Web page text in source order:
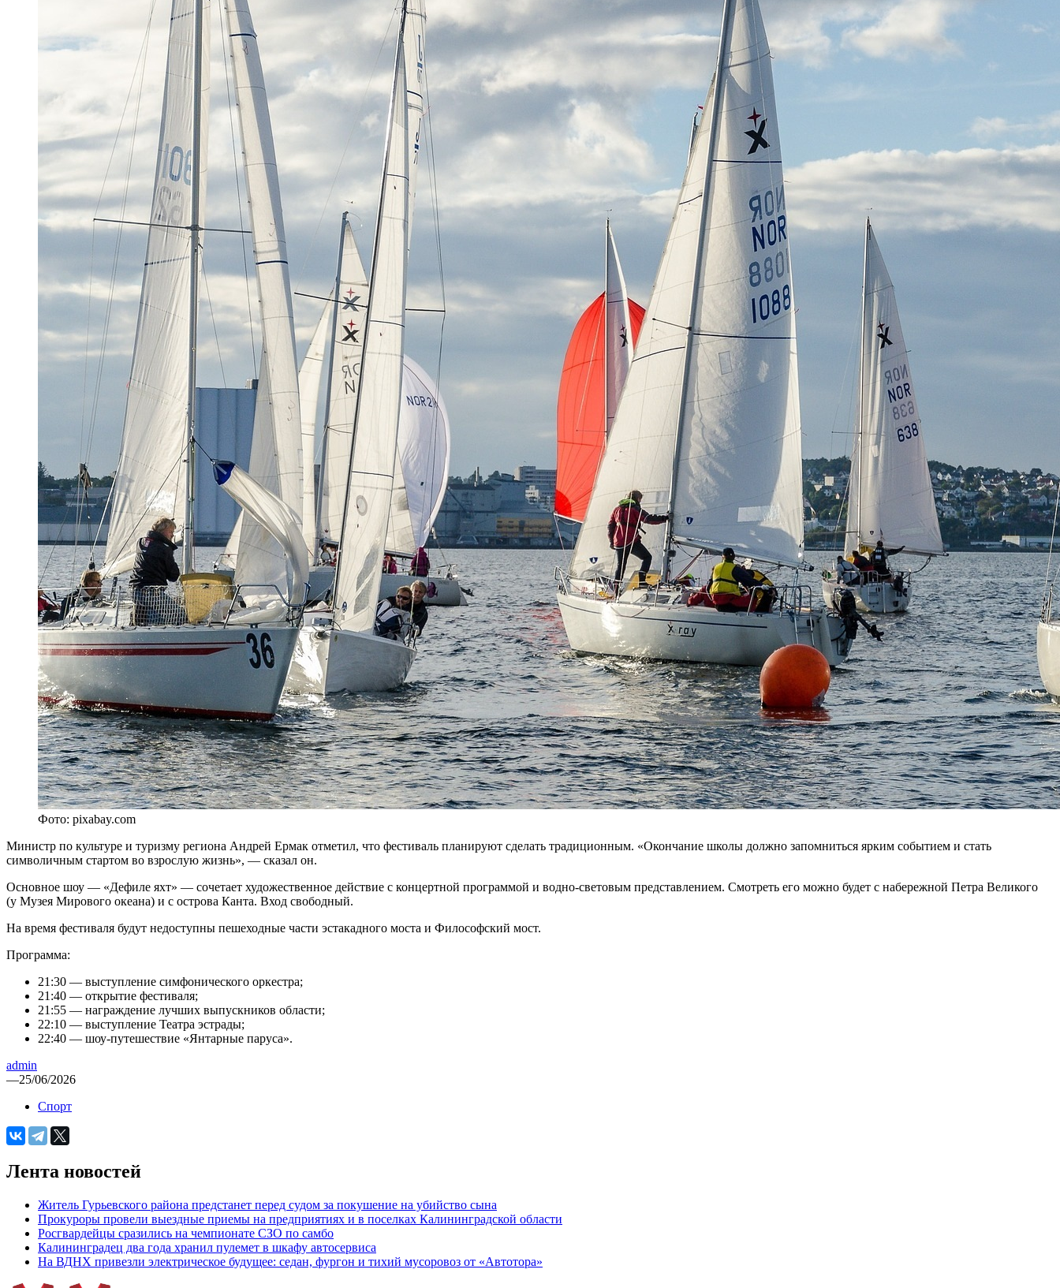
Фото: pixabay.com
Министр по культуре и туризму региона Андрей Ермак отметил, что фестиваль планируют сделать традиционным. «Окончание школы должно запомниться ярким событием и стать
символичным стартом во взрослую жизнь», — сказал он.
Основное шоу — «Дефиле яхт» — сочетает художественное действие с концертной программой и водно-световым представлением. Смотреть его можно будет с набережной Петра Великого
(у Музея Мирового океана) и с острова Канта. Вход свободный.
На время фестиваля будут недоступны пешеходные части эстакадного моста и Философский мост.
Программа:
21:30 — выступление симфонического оркестра;
21:40 — открытие фестиваля;
21:55 — награждение лучших выпускников области;
22:10 — выступление Театра эстрады;
22:40 — шоу-путешествие «Янтарные паруса».
admin
—25/06/2026
Спорт
Лента новостей
Житель Гурьевского района предстанет перед судом за покушение на убийство сына
Прокуроры провели выездные приемы на предприятиях и в поселках Калининградской области
Росгвардейцы сразились на чемпионате СЗО по самбо
Калининградец два года хранил пулемет в шкафу автосервиса
На ВДНХ привезли электрическое будущее: седан, фургон и тихий мусоровоз от «Автотора»